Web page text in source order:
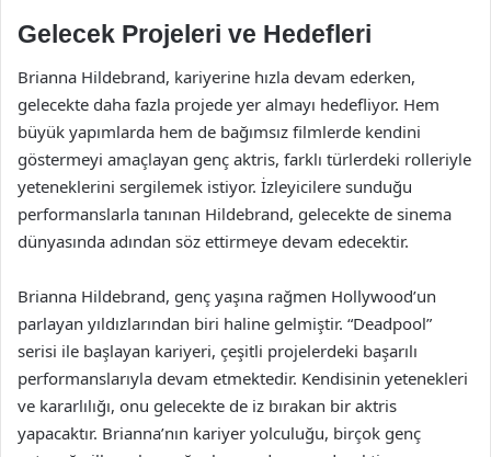
Gelecek Projeleri ve Hedefleri
Brianna Hildebrand, kariyerine hızla devam ederken,
gelecekte daha fazla projede yer almayı hedefliyor. Hem
büyük yapımlarda hem de bağımsız filmlerde kendini
göstermeyi amaçlayan genç aktris, farklı türlerdeki rolleriyle
yeteneklerini sergilemek istiyor. İzleyicilere sunduğu
performanslarla tanınan Hildebrand, gelecekte de sinema
dünyasında adından söz ettirmeye devam edecektir.
Brianna Hildebrand, genç yaşına rağmen Hollywood’un
parlayan yıldızlarından biri haline gelmiştir. “Deadpool”
serisi ile başlayan kariyeri, çeşitli projelerdeki başarılı
performanslarıyla devam etmektedir. Kendisinin yetenekleri
ve kararlılığı, onu gelecekte de iz bırakan bir aktris
yapacaktır. Brianna’nın kariyer yolculuğu, birçok genç